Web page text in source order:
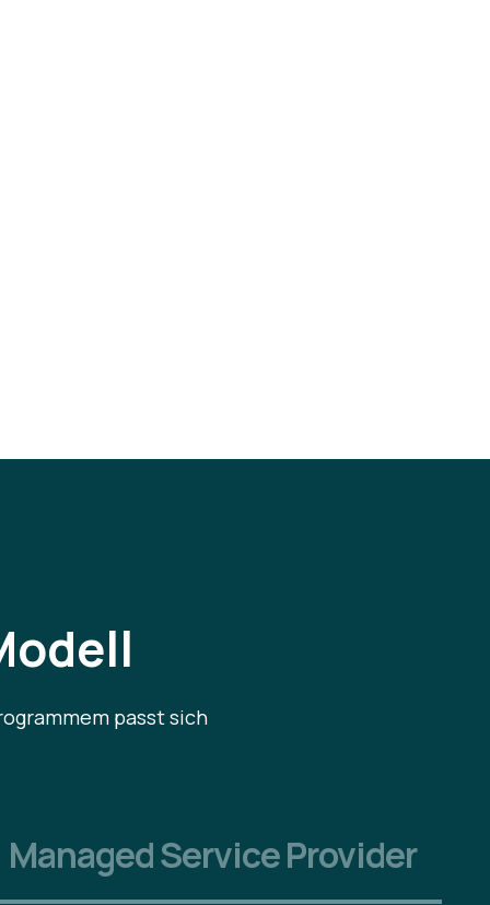
passt sich
Managed Service Provider